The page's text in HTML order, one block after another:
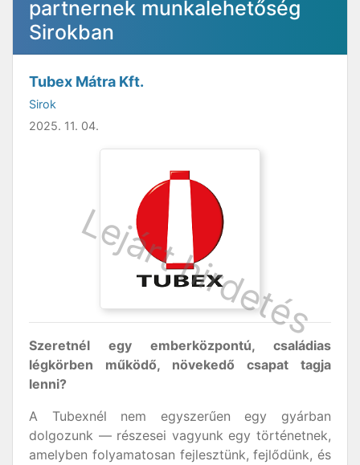
partnernek munkalehetőség
Sirokban
Tubex Mátra Kft.
Sirok
2025. 11. 04.
Szeretnél egy emberközpontú, családias
légkörben működő, növekedő csapat tagja
lenni?
A Tubexnél nem egyszerűen egy gyárban
dolgozunk — részesei vagyunk egy történetnek,
amelyben folyamatosan fejlesztünk, fejlődünk, és